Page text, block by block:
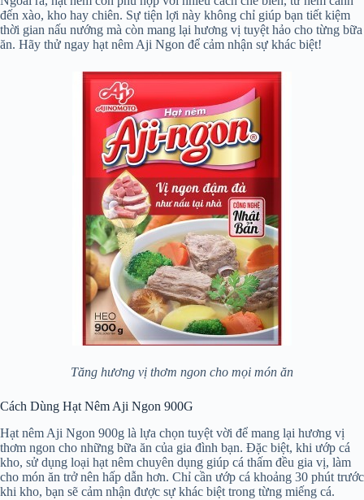
đến xào, kho hay chiên. Sự tiện lợi này không chỉ giúp bạn tiết kiệm
thời gian nấu nướng mà còn mang lại hương vị tuyệt hảo cho từng bữa
ăn. Hãy thử ngay hạt nêm Aji Ngon để cảm nhận sự khác biệt!
Tăng hương vị thơm ngon cho mọi món ăn
Cách Dùng Hạt Nêm Aji Ngon 900G
Hạt nêm Aji Ngon 900g là lựa chọn tuyệt vời để mang lại hương vị
thơm ngon cho những bữa ăn của gia đình bạn. Đặc biệt, khi ướp cá
kho, sử dụng loại hạt nêm chuyên dụng giúp cá thấm đều gia vị, làm
cho món ăn trở nên hấp dẫn hơn. Chỉ cần ướp cá khoảng 30 phút trước
khi kho, bạn sẽ cảm nhận được sự khác biệt trong từng miếng cá.